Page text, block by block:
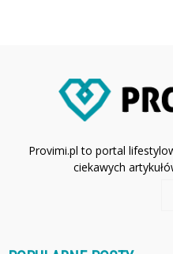
Provimi.pl to portal
ciekawych